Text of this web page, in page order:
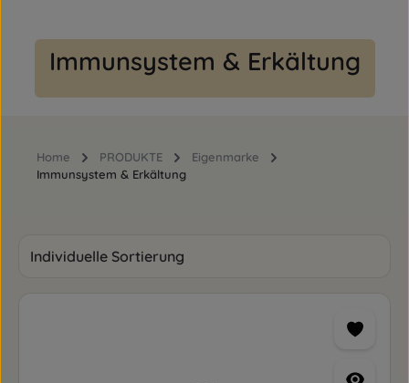
Immunsystem & Erkältung
Home PRODUKTE
Eigenmarke
Immunsystem & Erkältung